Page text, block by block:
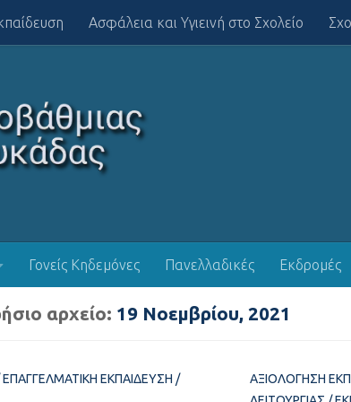
Ασφάλεια και Υγιεινή στο Σχολείο
Γονείς Κηδεμόνες Πανελλαδικές Εκδρομές
αρχείο: 19 Νοεμβρίου, 2021
ΕΠΑΓΓΕΛΜΑΤΙΚΉ ΕΚΠΑΊΔΕΥΣΗ /
ΑΞΙΟΛΌΓΗΣΗ